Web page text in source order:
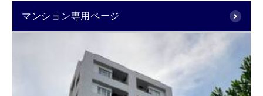
マンション専用ページ